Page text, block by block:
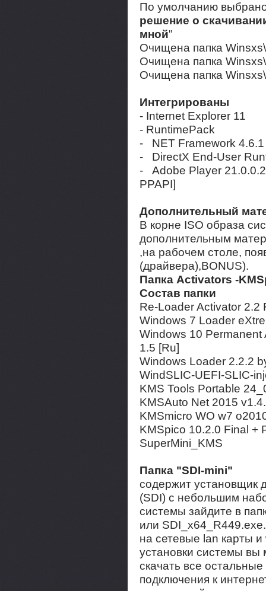
По умолчанию
решение о
мной"
Очищена папка
Очищена папка
Очищена папка
Интегрированы
- Internet Explorer 11
- RuntimePack
- NET Framework 4.6.1
- DirectX End-User
- Adobe Player
PPAPI]
Дополнительный
В корне ISO образа
дополнительным
,на рабочем столе,
(драйвера),BONUS).
Папка Activators -
Состав папки
Re-Loader Activator 2.2
Windows 7 Loader
Windows 10 Permanent
1.5 [Ru]
Windows Loader 2.2.2
WindSLIC-UEFI-SLIC-
KMS Tools Portable
KMSAuto Net 2015
KMSmicro WO w7
KMSpico 10.2.0 Final +
SuperMini_KMS
Папка "SDI-mini"
содержит установщик
(SDI) с небольшим
системы зайдите в
или
на сетевые lan карты
установки системы вы
скачать все
подключения к